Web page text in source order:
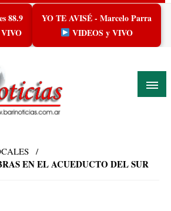
88.9
YO TE AVISÉ - Marcelo Parra
VIDEOS y VIVO
EN EL ACUEDUCTO DEL SUR